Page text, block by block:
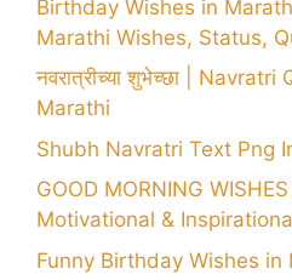
Birthday Wishes in
Marathi Wishes, Status,
नवरात्रीच्या शुभेच्छा |
Marathi
Shubh Navratri Text Png
GOOD MORNING
Motivational &
Funny Birthday Wishes